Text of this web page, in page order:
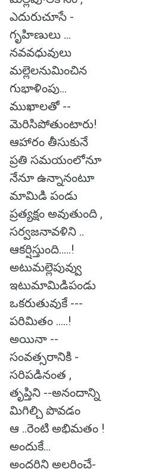
ఎదురుచూసే -
గృహిణులు ...
నవవధువులు
మల్లెలనుమించిన
గుభాళింపు...
ముఖాలతో --
మెరిసిపోతుంటారు!
ఆహారం తీసుకునే
ప్రతి సమయంలోనూ
నేనూ ఉన్నానంటూ
మామిడి పండు
ప్రత్యక్షం అవుతుంది ,
సర్వజనావళిని ..
ఆకర్షిస్తుంది.....!
అటుమల్లెపువ్వు
ఇటుమామిడిపండు
ఒకరుతువుకే ---
పరిమితం .....!
అయినా --
సంవత్సరానికి -
సరిపడినంత ,
తృప్తిని --అనందాన్ని
మిగిల్చి పొవడం
ఆ ..రెంటి అభిమతం !
అందుకే...
అందరిని అలరించే-